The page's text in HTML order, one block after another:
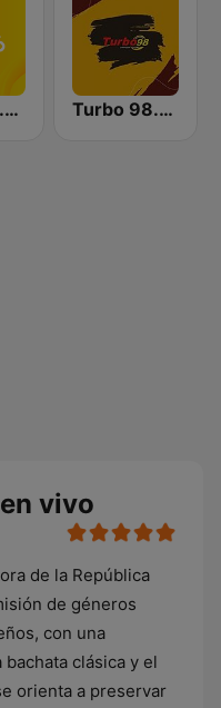
Ritmo 96.5 FM Turbo 98.3 FM
vivo
de la República
de géneros
con una
clásica y el
orienta a preservar